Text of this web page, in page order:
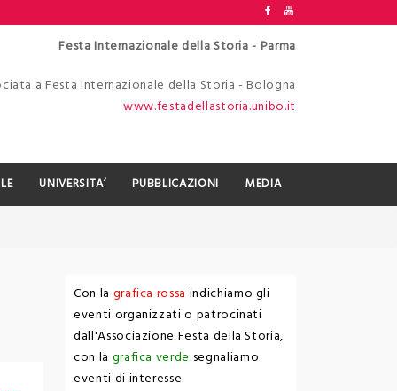
Festa Internazionale della Storia - Parma
a Festa Internazionale della Storia - Bologna
www.festadellastoria.unibo.it
UNIVERSITA’ PUBBLICAZIONI MEDIA
Con la grafica rossa indichiamo gli
eventi organizzati o patrocinati
dall'Associazione Festa della Storia,
con la grafica verde segnaliamo
eventi di interesse.